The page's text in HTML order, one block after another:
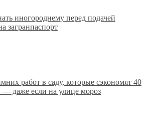
иногороднему перед подачей
загранпаспорт
работ в саду, которые сэкономят 40
— даже если на улице мороз